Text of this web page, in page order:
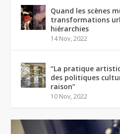
Quand les scènes
transformations
hiérarchies
14 Nov, 2022
“La pratique
des politiques
raison”
10 Nov, 2022